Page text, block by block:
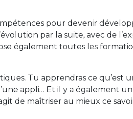
pour devenir
par la suite, avec de
également toutes les
Tu apprendras ce qu’est
appli… Et il y a également
de maîtriser au mieux ce